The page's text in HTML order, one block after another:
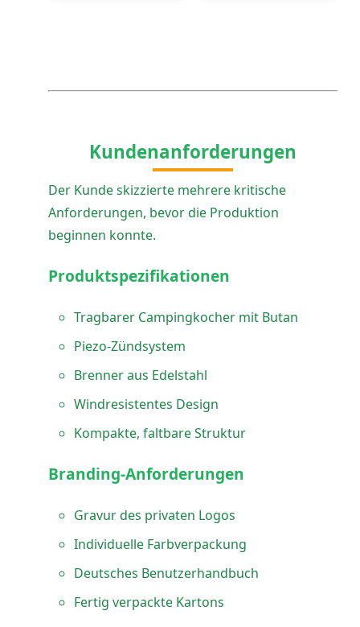
Kundenanforderungen
Der Kunde skizzierte mehrere kritische
Anforderungen, bevor die Produktion
beginnen konnte.
Produktspezifikationen
Tragbarer Campingkocher mit Butan
Piezo-Zündsystem
Brenner aus Edelstahl
Windresistentes Design
Kompakte, faltbare Struktur
Branding-Anforderungen
Gravur des privaten Logos
Individuelle Farbverpackung
Deutsches Benutzerhandbuch
Fertig verpackte Kartons